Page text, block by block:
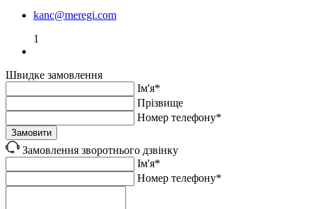
kanc@meregi.com
1
Швидке замовлення
Ім'я*
Прiзвище
Номер телефону*
Замовити
Замовлення зворотнього дзвінку
Ім'я*
Номер телефону*